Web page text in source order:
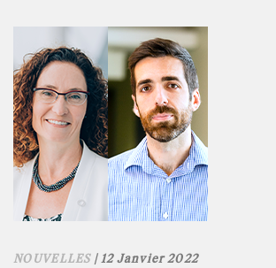
NOUVELLES| 12 Janvier 2022